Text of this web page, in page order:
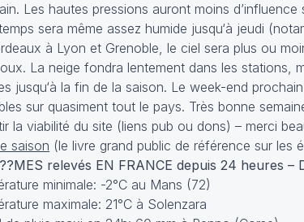
Les hautes pressions auront moins
sera même assez humide jusqu‘à jeudi
à Lyon et Grenoble, le ciel sera plus ou
La neige fondra lentement dans les stations,
jusqu‘à la fin de la saison. Le week-end
sur quasiment tout le pays. Très bonne
la viabilité du site (liens pub ou dons) – merci
saison (le livre grand public de référence sur les
relevés EN FRANCE depuis 24 heures –
minimale: -2°C au Mans (72)
maximale: 21°C à Solenzara